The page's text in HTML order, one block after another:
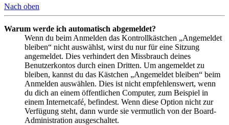
Nach oben
Warum werde ich automatisch abgemeldet?
Wenn du beim Anmelden das Kontrollkästchen „Angemeldet
bleiben“ nicht auswählst, wirst du nur für eine Sitzung
angemeldet. Dies verhindert den Missbrauch deines
Benutzerkontos durch einen Dritten. Um angemeldet zu
bleiben, kannst du das Kästchen „Angemeldet bleiben“ beim
Anmelden auswählen. Dies ist nicht empfehlenswert, wenn
du dich an einem öffentlichen Computer, zum Beispiel in
einem Internetcafé, befindest. Wenn diese Option nicht zur
Verfügung steht, dann wurde sie vermutlich von der Board-
Administration ausgeschaltet.